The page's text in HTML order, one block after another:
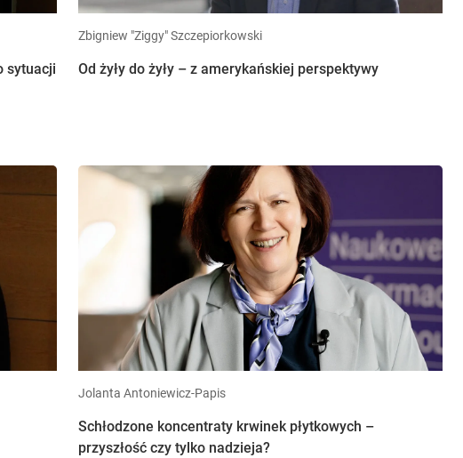
sytuacji
Zbigniew "Ziggy" Szczepiorkowski
Od żyły do żyły – z amerykańskiej perspektywy
Jolanta Antoniewicz-Papis
Schłodzone koncentraty krwinek płytkowych –
przyszłość czy tylko nadzieja?